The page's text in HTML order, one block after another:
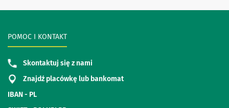
POMOC I KONTAKT
Skontaktuj się z nami
Znajdź placówkę lub bankomat
IBAN - PL